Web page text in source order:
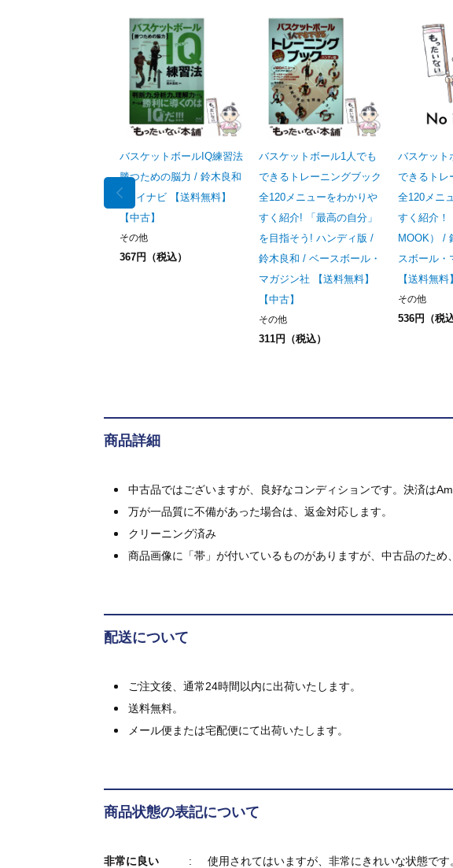
バスケットボールIQ練習法
勝つための脳力 / 鈴木良和
/ マイナビ 【送料無料】
【中古】
その他
367円（税込）
バスケットボール1人でも
できるトレーニングブック
全120メニューをわかりや
すく紹介! 「最高の自分」
を目指そう! ハンディ版 /
鈴木良和 / ベースボール・
マガジン社 【送料無料】
【中古】
その他
311円（税込）
バスケット
できるトレ
全120メニ
すく紹介！
MOOK） /
スボール・
【送料無料
その他
536円（税込
商品詳細
中古品ではございますが、良好なコンディションです。決済は
万が一品質に不備があった場合は、返金対応します。
クリーニング済み
商品画像に「帯」が付いているものがありますが、中古品のため
配送について
ご注文後、通常24時間以内に出荷いたします。
送料無料。
メール便または宅配便にて出荷いたします。
商品状態の表記について
非常に良い 使用されてはいますが、非常にきれいな状態です